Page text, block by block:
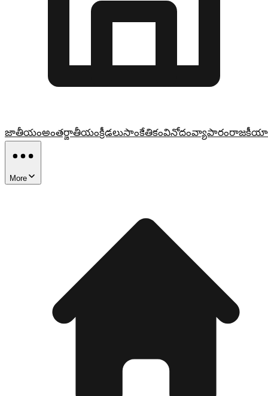
జాతీయంఅంతర్జాతీయంక్రీడలుసాంకేతికంవినోదంవ్యాపారం
More